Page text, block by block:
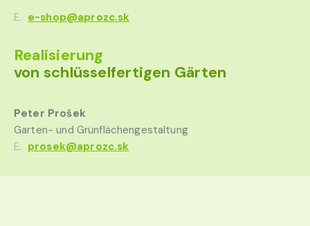
E. e-shop@aprozc.sk
Realisierung
von schlüsselfertigen Gärten
Peter Prošek
Garten- und Grünflächengestaltung
E. prosek@aprozc.sk